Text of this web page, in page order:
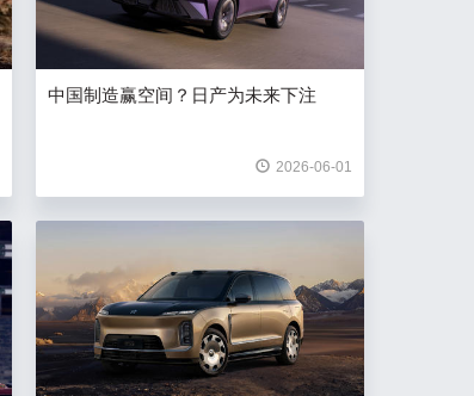
中国制造赢空间？日产为未来下注
2026-06-01